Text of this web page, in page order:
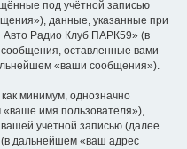
под учётной записью
данные, указанные при
Авто Радио Клуб ПАРК59» (в
оставленные вами
«ваши сообщения»).
минимум, однозначно
имя пользователя»),
учётной записью (далее
дальнейшем «ваш адрес